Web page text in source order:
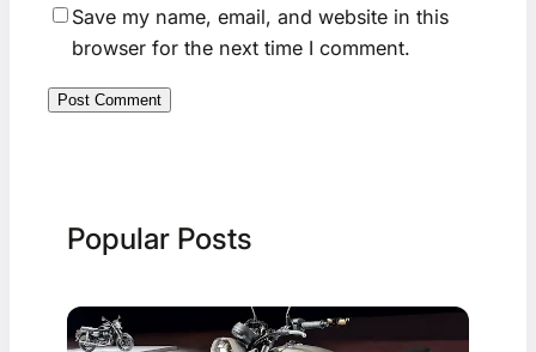
Save my name, email, and website in this
browser for the next time I comment.
Popular Posts